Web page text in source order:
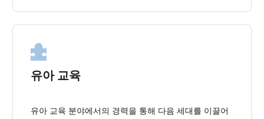
유아 교육
유아 교육 분야에서의 경력을 통해 다음 세대를 이끌어